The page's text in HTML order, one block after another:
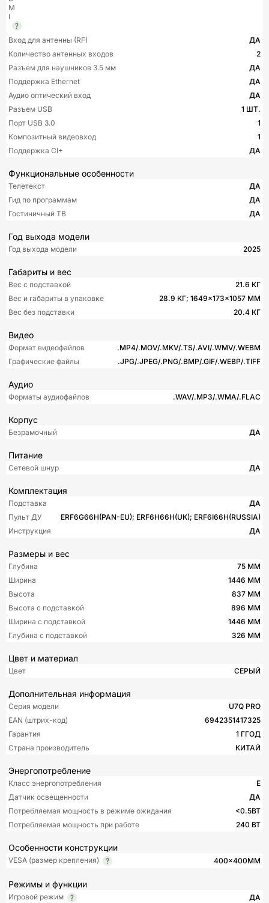
M
I
Вход для антенны (RF)
ДА
Количество антенных входов
2
Разъем для наушников 3.5 мм
ДА
Поддержка Ethernet
ДА
Аудио оптический вход
ДА
Разъем USB
1 ШТ.
Порт USB 3.0
1
Композитный видеовход
1
Поддержка CI+
ДА
Функциональные особенности
Телетекст
ДА
Гид по программам
ДА
Гостиничный ТВ
ДА
Год выхода модели
Год выхода модели 2025
Габариты и вес
Вес с подставкой
21.6 КГ
Вес и габариты в упаковке
28.9 КГ; 1649×173×1057 ММ
Вес без подставки
20.4 КГ
Видео
Формат видеофайлов
.MP4/.MOV/.MKV/.TS/.AVI/.WMV/.WEBM
Графические файлы
.JPG/.JPEG/.PNG/.BMP/.GIF/.WEBP/.TIFF
Аудио
Форматы аудиофайлов .WAV/.MP3/.WMA/.FLAC
Корпус
Безрамочный ДА
Питание
Сетевой шнур ДА
Комплектация
Подставка
ДА
Пульт ДУ
ERF6G66H(PAN-EU); ERF6H66H(UK); ERF6I66H(RUSSIA)
Инструкция
ДА
Размеры и вес
Глубина
75 ММ
Ширина
1446 ММ
Высота
837 ММ
Высота с подставкой
896 ММ
Ширина с подставкой
1446 ММ
Глубина с подставкой
326 ММ
Цвет и материал
Цвет СЕРЫЙ
Дополнительная информация
Серия модели
U7Q PRO
EAN (штрих-код)
6942351417325
Гарантия
1 ГГОД
Страна производитель
КИТАЙ
Энергопотребление
Класс энергопотребления
Е
Датчик освещенности
ДА
Потребляемая мощность в режиме ожидания
<0.5ВТ
Потребляемая мощность при работе
240 ВТ
Особенности конструкции
VESA (размер крепления) 400×400ММ
Режимы и функции
Игровой режим
ДА